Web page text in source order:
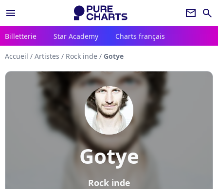
menu newsletter search
Billetterie Star Academy Charts français
Accueil / Artistes / Rock inde / Gotye
Gotye
Rock inde